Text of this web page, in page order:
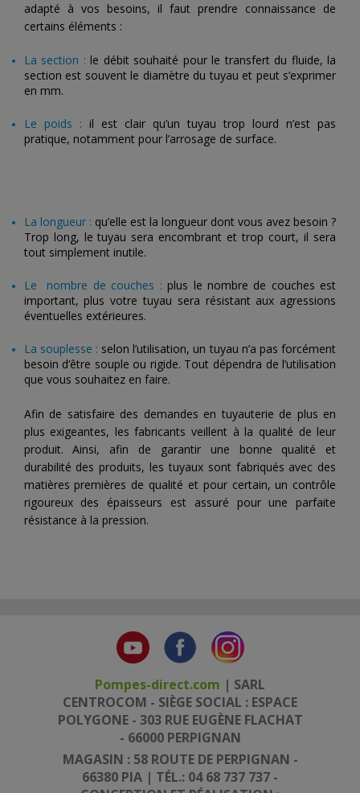
adapté à vos besoins, il faut prendre connaissance de
certains éléments :
La section : le débit souhaité pour le transfert du fluide, la
section est souvent le diamètre du tuyau et peut s’exprimer
en mm.
Le poids : il est clair qu’un tuyau trop lourd n’est pas
pratique, notamment pour l’arrosage de surface.
La longueur : qu’elle est la longueur dont vous avez besoin ?
Trop long, le tuyau sera encombrant et trop court, il sera
tout simplement inutile.
Le nombre de couches : plus le nombre de couches est
important, plus votre tuyau sera résistant aux agressions
éventuelles extérieures.
La souplesse : selon l’utilisation, un tuyau n’a pas forcément
besoin d’être souple ou rigide. Tout dépendra de l’utilisation
que vous souhaitez en faire.
Afin de satisfaire des demandes en tuyauterie de plus en
plus exigeantes, les fabricants veillent à la qualité de leur
produit. Ainsi, afin de garantir une bonne qualité et
durabilité des produits, les tuyaux sont fabriqués avec des
matières premières de qualité et pour certain, un contrôle
rigoureux des épaisseurs est assuré pour une parfaite
résistance à la pression.
Pompes-direct.com | SARL
CENTROCOM - SIÈGE SOCIAL : ESPACE
POLYGONE - 303 RUE EUGÈNE FLACHAT
- 66000 PERPIGNAN
MAGASIN : 58 ROUTE DE PERPIGNAN -
66380 PIA | TÉL.: 04 68 737 737 -